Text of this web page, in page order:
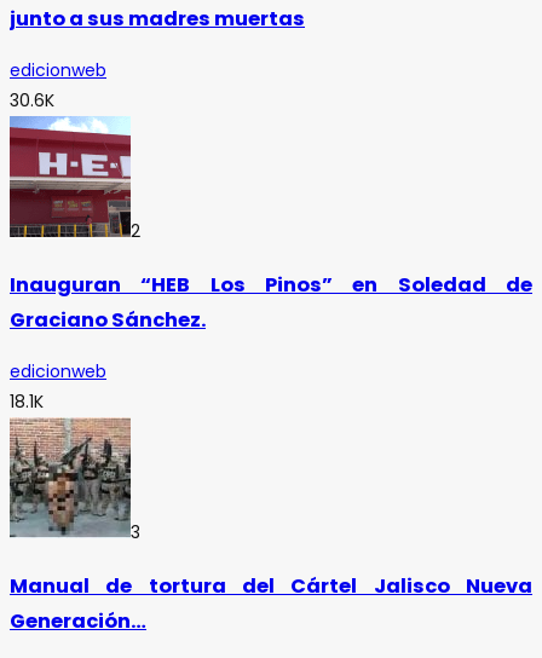
junto a sus madres muertas
edicionweb
30.6K
2
Inauguran “HEB Los Pinos” en Soledad de
Graciano Sánchez.
edicionweb
18.1K
3
Manual de tortura del Cártel Jalisco Nueva
Generación…